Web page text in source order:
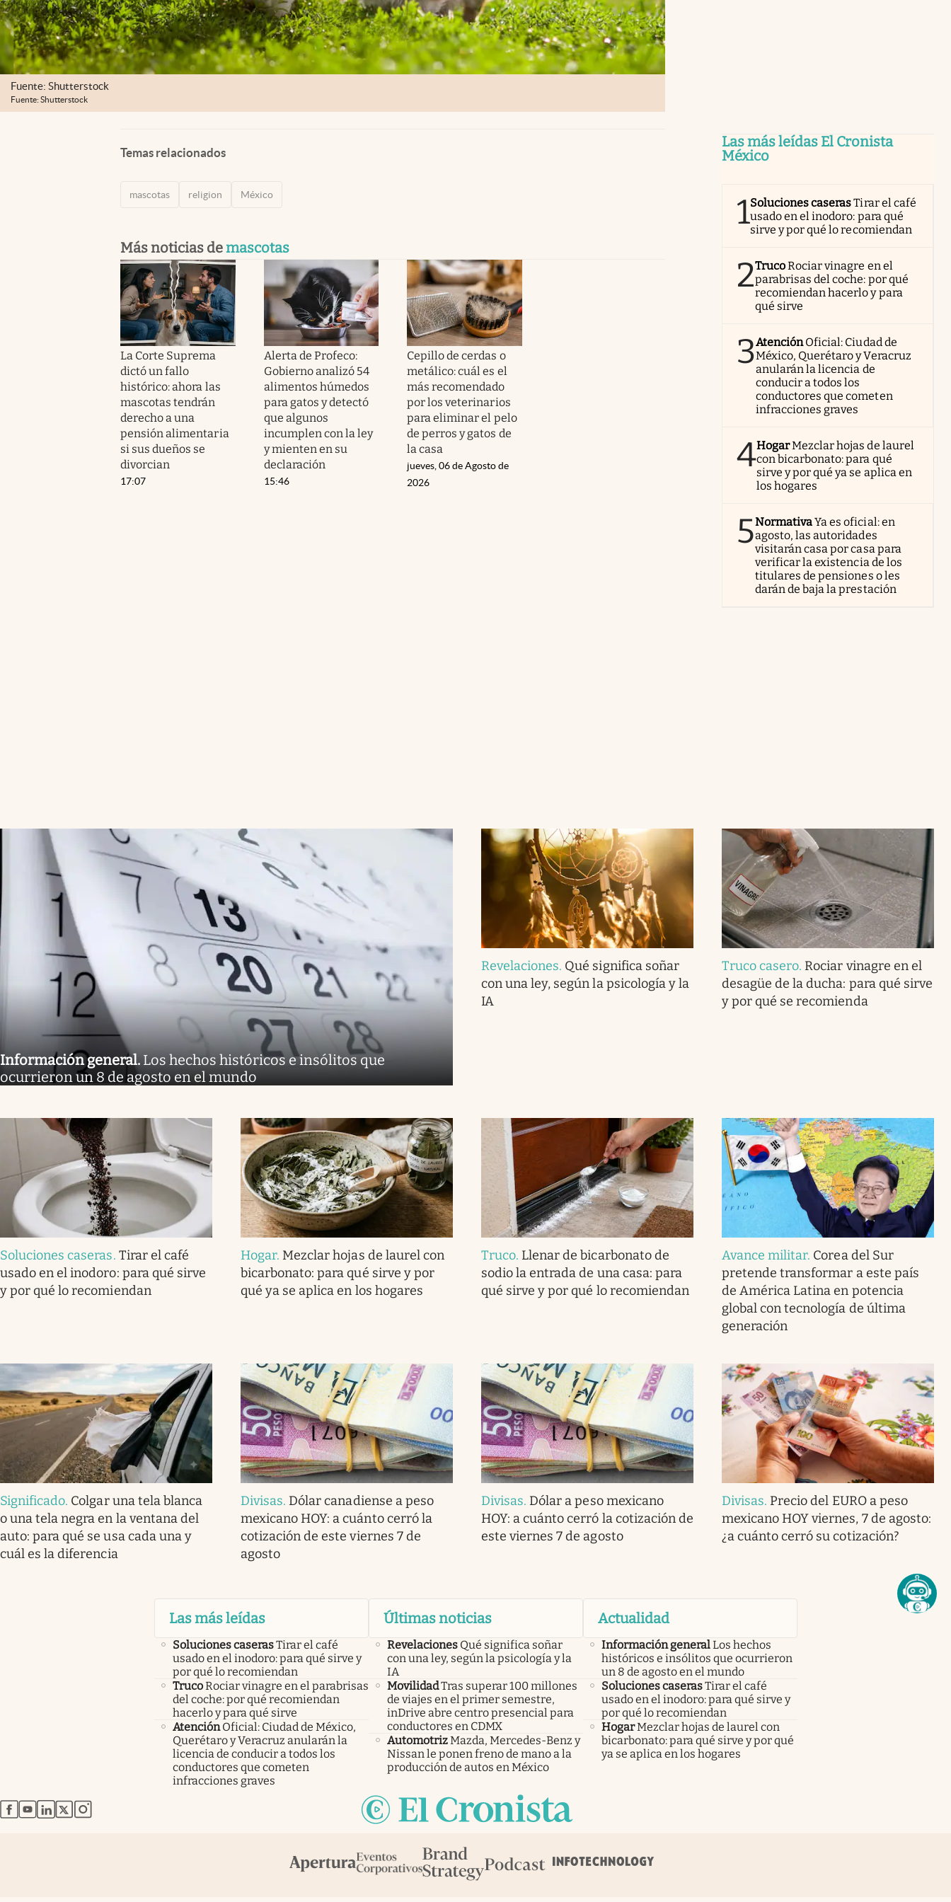
Fuente: Shutterstock
Fuente: Shutterstock
Temas relacionados
mascotas religion México
Más noticias demascotas
La Corte Suprema
dictó un fallo
histórico: ahora las
mascotas tendrán
derecho a una
pensión alimentaria
si sus dueños se
divorcian
17:07
Alerta de Profeco:
Gobierno analizó 54
alimentos húmedos
para gatos y detectó
que algunos
incumplen con la ley
y mienten en su
declaración
15:46
Cepillo de cerdas o
metálico: cuál es el
más recomendado
por los veterinarios
para eliminar el pelo
de perros y gatos de
la casa
jueves, 06 de Agosto de
2026
Las más leídas El Cronista
México
1Soluciones caserasTirar el café
usado en el inodoro: para qué
sirve y por qué lo recomiendan
2TrucoRociar vinagre en el
parabrisas del coche: por qué
recomiendan hacerlo y para
qué sirve
3AtenciónOficial: Ciudad de
México, Querétaro y Veracruz
anularán la licencia de
conducir a todos los
conductores que cometen
infracciones graves
4HogarMezclar hojas de laurel
con bicarbonato: para qué
sirve y por qué ya se aplica en
los hogares
5NormativaYa es oficial: en
agosto, las autoridades
visitarán casa por casa para
verificar la existencia de los
titulares de pensiones o les
darán de baja la prestación
Información general. Los hechos históricos e insólitos que
ocurrieron un 8 de agosto en el mundo
Revelaciones. Qué significa soñar
con una ley, según la psicología y la
IA
Truco casero. Rociar vinagre en el
desagüe de la ducha: para qué sirve
y por qué se recomienda
Soluciones caseras. Tirar el café
usado en el inodoro: para qué sirve
y por qué lo recomiendan
Hogar. Mezclar hojas de laurel con
bicarbonato: para qué sirve y por
qué ya se aplica en los hogares
Truco. Llenar de bicarbonato de
sodio la entrada de una casa: para
qué sirve y por qué lo recomiendan
Avance militar. Corea del Sur
pretende transformar a este país
de América Latina en potencia
global con tecnología de última
generación
Significado. Colgar una tela blanca
o una tela negra en la ventana del
auto: para qué se usa cada una y
cuál es la diferencia
Divisas. Dólar canadiense a peso
mexicano HOY: a cuánto cerró la
cotización de este viernes 7 de
agosto
Divisas. Dólar a peso mexicano
HOY: a cuánto cerró la cotización de
este viernes 7 de agosto
Divisas. Precio del EURO a peso
mexicano HOY viernes, 7 de agosto:
¿a cuánto cerró su cotización?
Las más leídas
Soluciones caserasTirar el café
usado en el inodoro: para qué sirve y
por qué lo recomiendan
TrucoRociar vinagre en el parabrisas
del coche: por qué recomiendan
hacerlo y para qué sirve
Atención Oficial: Ciudad de México,
Querétaro y Veracruz anularán la
licencia de conducir a todos los
conductores que cometen
infracciones graves
Últimas noticias
Revelaciones Qué significa soñar
con una ley, según la psicología y la
IA
MovilidadTras superar 100 millones
de viajes en el primer semestre,
inDrive abre centro presencial para
conductores en CDMX
AutomotrizMazda, Mercedes-Benz y
Nissan le ponen freno de mano a la
producción de autos en México
Actualidad
Información generalLos hechos
históricos e insólitos que ocurrieron
un 8 de agosto en el mundo
Soluciones caserasTirar el café
usado en el inodoro: para qué sirve y
por qué lo recomiendan
HogarMezclar hojas de laurel con
bicarbonato: para qué sirve y por qué
ya se aplica en los hogares
abre en nueva pestaña
abre en nueva pestaña
abre en nueva pestaña
abre en nueva pestaña
abre en nueva pestaña